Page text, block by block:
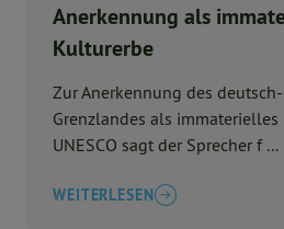
Anerkennung als
Kulturerbe
Zur Anerkennung des
Grenzlandes als
UNESCO sagt der Sprecher f ...
WEITERLESEN